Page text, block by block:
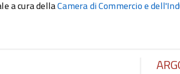
a cura dellaCamera di Commercio e